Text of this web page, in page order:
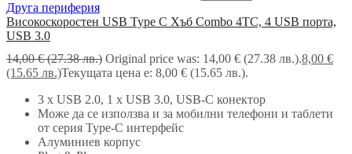
Друга периферия
Високоскоростен USB Type C Хъб Combo 4TC, 4 USB порта,
USB 3.0
14,00€ (27.38 лв.) Original price was: 14,00 € (27.38 лв.).8,00 €
(15.65 лв.)Текущата цена е: 8,00 € (15.65 лв.).
3 х USB 2.0, 1 x USB 3.0, USB-C конектор
Може да се използва и за мобилни телефони и таблети
от серия Type-C интерфейс
Алуминиев корпус